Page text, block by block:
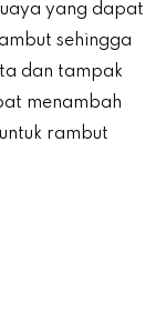
yang dapat
sehingga
dan tampak
menambah
rambut